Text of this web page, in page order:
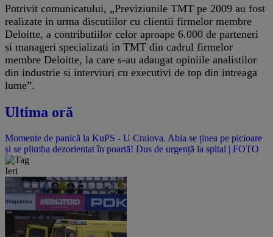
Potrivit comunicatului, „Previziunile TMT pe 2009 au fost
realizate in urma discutiilor cu clientii firmelor membre
Deloitte, a contributiilor celor aproape 6.000 de parteneri
si manageri specializati in TMT din cadrul firmelor
membre Deloitte, la care s-au adaugat opiniile analistilor
din industrie si interviuri cu executivi de top din intreaga
lume”.
Ultima oră
Momente de panică la KuPS - U Craiova. Abia se ținea pe picioare
și se plimba dezorientat în poartă! Dus de urgență la spital | FOTO
Ieri